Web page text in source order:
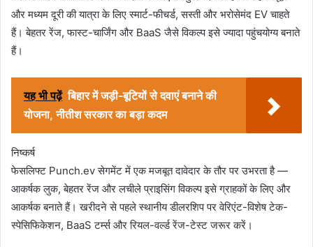
और मध्यम दूरी की यात्रा के लिए स्मार्ट-फीचर्ड, सस्ती और भरोसेमंद EV चाहते
हैं। बेहतर रेंज, फास्ट-चार्जिंग और BaaS जैसे विकल्प इसे ज्यादा पहुंचयोग्य बनाते
हैं।
यह भी पढ़ें बिहार में जड़ी-बूटियों से दवाएं बनाने की
योजना, नीतीश सरकार का बड़ा कदम
निष्कर्ष
फेसलिफ्ट Punch.ev सेगमेंट में एक मजबूत दावेदार के तौर पर उभरता है —
आकर्षक लुक, बेहतर रेंज और लचीले प्राइसिंग विकल्प इसे ग्राहकों के लिए और
आकर्षक बनाते हैं। खरीदने से पहले स्थानीय डीलरशिप पर वेरिएंट-विशेष टेक-
स्पेसिफिकेशन, BaaS टर्म्स और रियल-वर्ल्ड रेंज-टेस्ट जरूर करें।